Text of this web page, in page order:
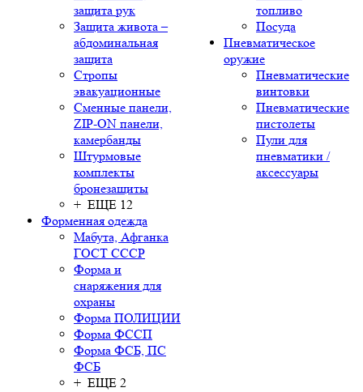
защита рук
Защита живота –
абдоминальная
защита
Стропы
эвакуационные
Сменные панели,
ZIP-ON панели,
камербанды
Штурмовые
комплекты
бронезащиты
+ ЕЩЕ 12
Форменная одежда
Мабута, Афганка
ГОСТ СССР
Форма и
снаряжения для
охраны
Форма ПОЛИЦИИ
Форма ФССП
Форма ФСБ, ПС
ФСБ
+ ЕЩЕ 2
топливо
Посуда
Пневматическое
оружие
Пневматические
винтовки
Пневматические
пистолеты
Пули для
пневматики /
аксессуары